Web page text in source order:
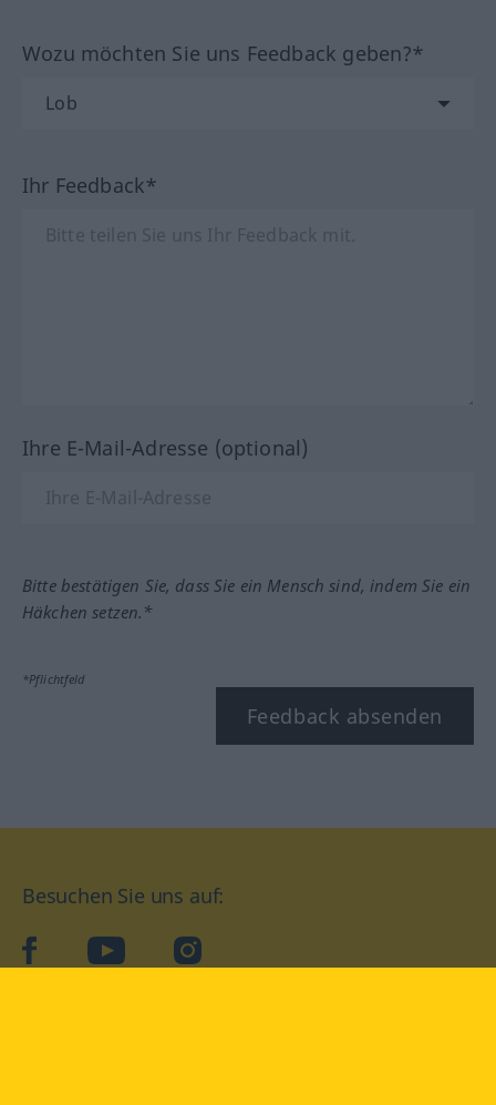
Wozu möchten Sie uns Feedback geben?*
Ihr Feedback*
Ihre E-Mail-Adresse (optional)
Bitte bestätigen Sie, dass Sie ein Mensch sind, indem Sie ein
Häkchen setzen.*
*Pflichtfeld
Feedback absenden
Besuchen Sie uns auf:
facebookYouTube Instagram